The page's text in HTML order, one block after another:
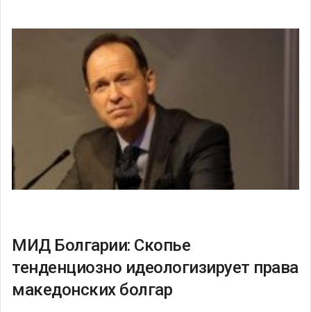
МИД Болгарии: Скопье
тенденциозно идеологизирует права
македонских болгар